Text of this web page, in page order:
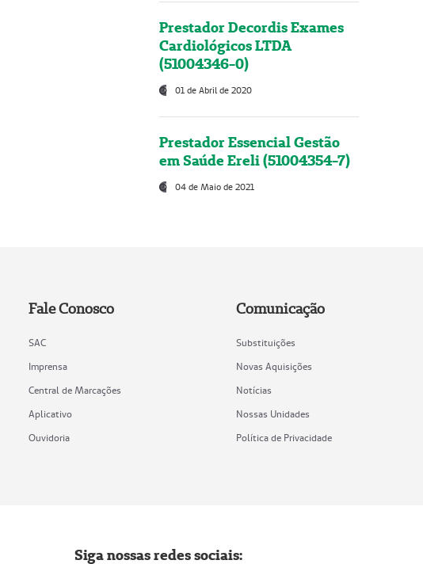
Prestador Decordis Exames
Cardiológicos LTDA
(51004346-0)
01 de Abril de 2020
Prestador Essencial Gestão
em Saúde Ereli (51004354-7)
04 de Maio de 2021
Fale Conosco
SAC
Imprensa
Central de Marcações
Aplicativo
Ouvidoria
Comunicação
Substituições
Novas Aquisições
Notícias
Nossas Unidades
Política de Privacidade
Siga nossas redes sociais: